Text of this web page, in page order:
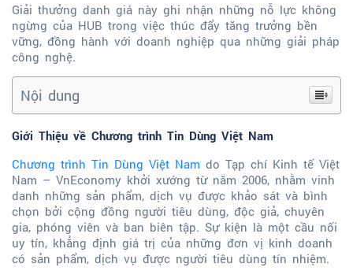
Giải thưởng danh giá này ghi nhận những nỗ lực không
ngừng của HUB trong việc thúc đẩy tăng trưởng bền
vững, đồng hành với doanh nghiệp qua những giải pháp
công nghệ.
Nội dung
Giới Thiệu về Chương trình Tin Dùng Việt Nam
Chương trình Tin Dùng Việt Nam do Tạp chí Kinh tế Việt
Nam – VnEconomy khởi xướng từ năm 2006, nhằm vinh
danh những sản phẩm, dịch vụ được khảo sát và bình
chọn bởi cộng đồng người tiêu dùng, độc giả, chuyên
gia, phóng viên và ban biên tập. Sự kiện là một cầu nối
uy tín, khẳng định giá trị của những đơn vị kinh doanh
có sản phẩm, dịch vụ được người tiêu dùng tín nhiệm.